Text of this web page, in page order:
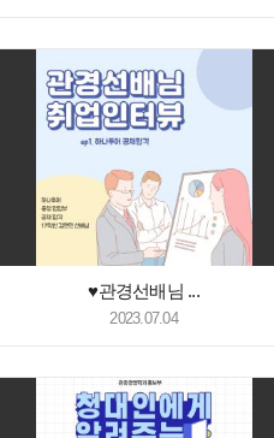
♥관경선배님 ...
2023.07.04